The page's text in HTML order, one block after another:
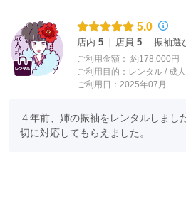
5.0
店内 5 店員 5 振袖選
ご利用金額： 約178,000円
ご利用目的： レンタル / 成
ご利用日：2025年07月
４年前、姉の振袖をレンタルしまし
切に対応してもらえました。